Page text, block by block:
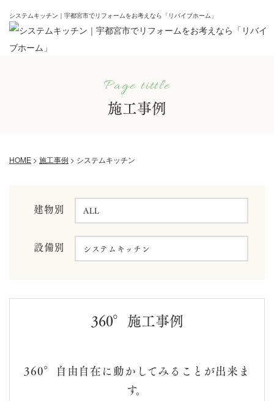
システムキッチン｜宇都宮市でリフォームをお考えなら「リバイブホーム」
Page tittle
施工事例
HOME > 施工事例 > システムキッチン
建物別
設備別
360°施工事例
360°自由自在に動かしてみることが出来ま
す。